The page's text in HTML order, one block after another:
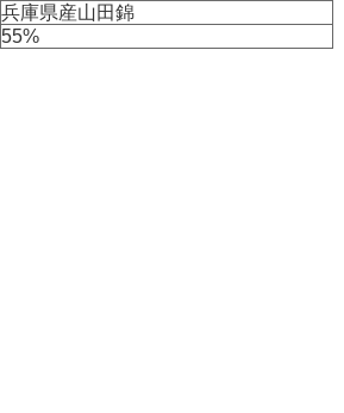
兵庫県産山田錦
55%